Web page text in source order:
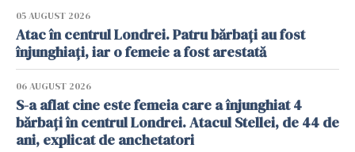
05 AUGUST 2026
Atac în centrul Londrei. Patru bărbați au fost
înjunghiați, iar o femeie a fost arestată
06 AUGUST 2026
S-a aflat cine este femeia care a înjunghiat 4
bărbați în centrul Londrei. Atacul Stellei, de 44 de
ani, explicat de anchetatori